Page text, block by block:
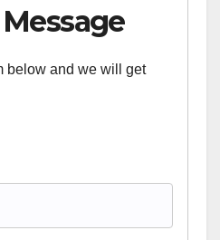
below and we will get